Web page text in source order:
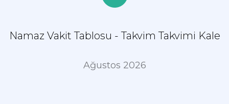
Namaz Vakit Tablosu - Takvim Takvimi Kale
Ağustos 2026